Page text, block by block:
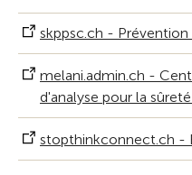
skppsc.ch - Prévention
melani.admin.ch -
d'analyse pour la
stopthinkconnect.ch -